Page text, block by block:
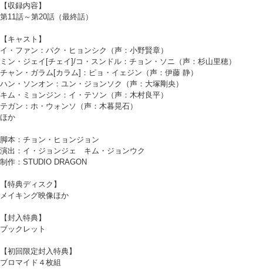
【収録内容】
第11話～第20話（最終話）
【キャスト】
イ・ファン：パク・ヒョンシク（声：小野賢章）
ミン・ジェイ[チェイ]/コ・スンドル：チョン・ソニ（声：杉山里穂）
チャン・ガラム[カラム]：ピョ・イェジン（声：伊藤 静）
ハン・ソンオン：ユン・ジョンソク（声：大塚剛央）
キム・ミョンジン：イ・テソン（声：木村良平）
テガン：ホ・ウォンソ（声：木暮晃石）
ほか
脚本：チョン・ヒョンジョン
演出：イ・ジョンジェ キム・ジョンウク
制作：STUDIO DRAGON
【特典ディスク】
メイキング映像ほか
【封入特典】
ブックレット
【初回限定封入特典】
ブロマイド４枚組